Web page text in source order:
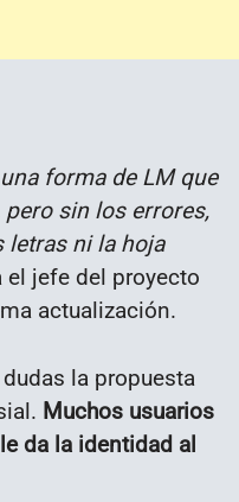
forma de LM que
sin los errores,
letras ni la hoja
el jefe del proyecto
actualización.
la propuesta
Muchos usuarios
da la identidad al